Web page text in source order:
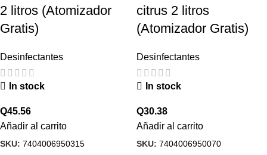
2 litros (Atomizador
Gratis)
Desinfectantes
In stock
Q45.56
Añadir al carrito
SKU: 7404006950315
citrus 2 litros
(Atomizador Gratis)
Desinfectantes
In stock
Q30.38
Añadir al carrito
SKU: 7404006950070